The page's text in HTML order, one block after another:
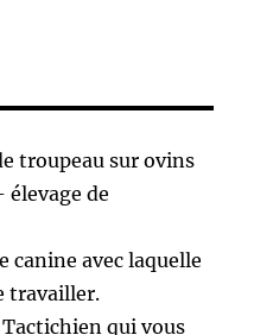
troupeau sur ovins
élevage de
canine avec laquelle
travailler.
qui vous